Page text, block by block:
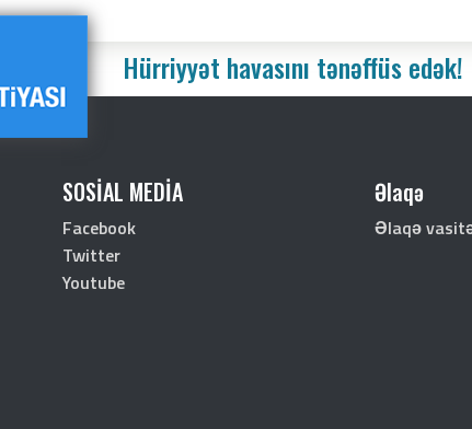
Hürriyyət havasını tənəffüs edək!
SOSİAL MEDİA
Facebook
Twitter
Youtube
Əlaqə
Əlaqə